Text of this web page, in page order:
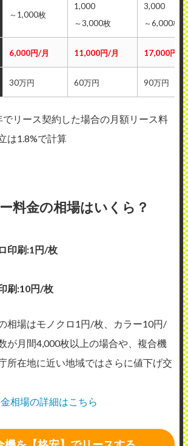
～1,000枚
1,000
～3,000枚
3,000
～6,000枚
6,000円/月 11,000円/月 17,000円/月
30万円 60万円 90万円
リース契約した場合の月額リース料
は1.8%で計算
料金の相場はいくら？
印刷:1円/枚
刷:10円/枚
相場はモノクロ1円/枚、カラー10円/
が月間4,000枚以上の場合や、複合機
所在地に近い地域ではさらに値下げ交
相場の詳細はこちら